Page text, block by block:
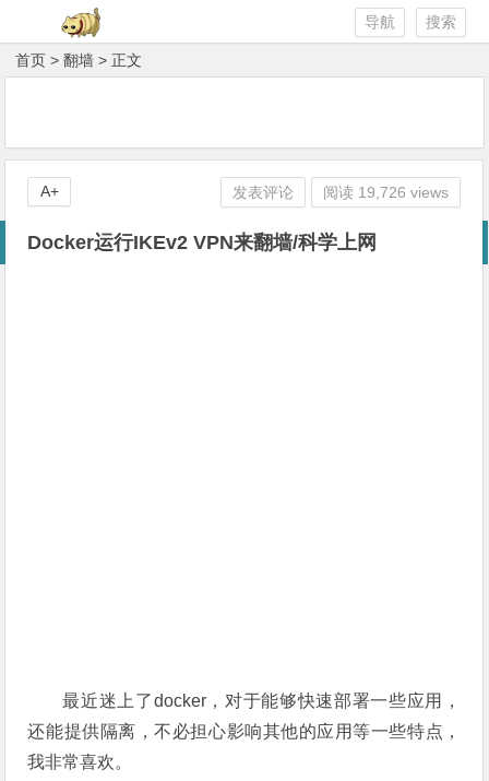
搜索
导航
首页 >翻墙 > 正文
Docker运行IKEv2 VPN来翻墙/科学上网
最近迷上了docker，对于能够快速部署一些应用，
还能提供隔离，不必担心影响其他的应用等一些特点，
我非常喜欢。
发表评论 阅读 19,726 views
A+